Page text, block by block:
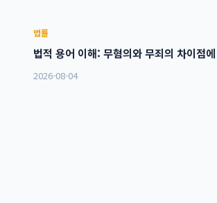
법률
법적 용어 이해: 무혐의와 무죄의 차이점
2026-08-04